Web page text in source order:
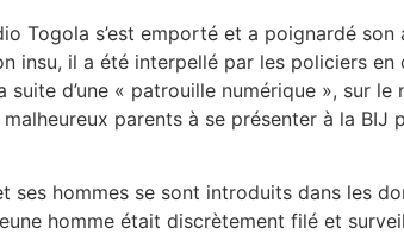
Togola s’est emporté et a poignardé
insu, il a été interpellé par les policiers
suite d’une « patrouille numérique », sur
parents à se présenter à la
ses hommes se sont introduits dans les
homme était discrètement filé et